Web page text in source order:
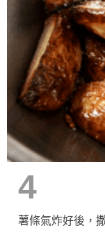
4
薯條氣炸好後，